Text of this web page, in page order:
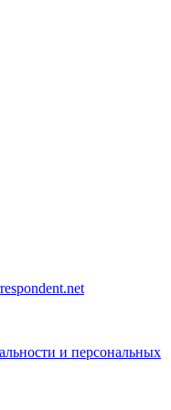
и персональных